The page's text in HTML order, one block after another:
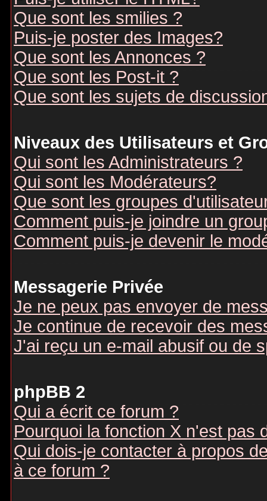
Que sont les smilies ?
Puis-je poster des Images?
Que sont les Annonces ?
Que sont les Post-it ?
Que sont les sujets de
Niveaux des Utilisateurs et
Qui sont les Administrateurs ?
Qui sont les Modérateurs?
Que sont les groupes
Comment puis-je joindre un
Comment puis-je devenir le
Messagerie Privée
Je ne peux pas envoyer de
Je continue de recevoir des
J'ai reçu un e-mail abusif ou de
phpBB 2
Qui a écrit ce forum ?
Pourquoi la fonction X n'est pas
Qui dois-je contacter à propos
à ce forum ?